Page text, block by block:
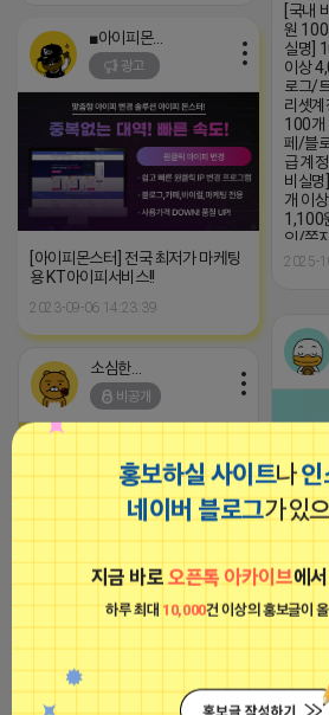
홍보하실 사이트나인
네이버 블로그가 있
지금 바로오픈톡 아카이브에
하루 최대10,000건 이상의 홍보글이
[국내
원 100
실명]
이상
로그/
리셋
100개
페/블
급 계
비실
개 이
1,100
인/쪽
없습
2025-
■아이피몬스터■
광고
[아이피몬스터] 전국 최저가 마케팅
용 KT아이피서비스!!
2023-09-06 14:23:39
원
실명]
이상
로그/
100개
페/블
급 계
소심한 네오
비공개
★ 플레이스 배포★ ● 반영율 Very
발행] 준최2~4 ▶ 스마트블록, 인기
글 발행 OK ■ 플레이스 스마트스토
어 블로그 배포 - 실시간 배포내역
확인 가능 ㄴ 엑셀다운 가능 - 소량
접수 가능 - 누락율 최저 ▶카드배너
or 이미지 가져오기 가격 : 400원